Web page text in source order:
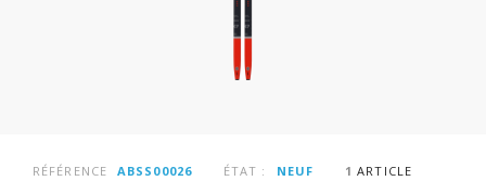
RÉFÉRENCE ABSS00026 ÉTAT : NEUF 1 ARTICLE